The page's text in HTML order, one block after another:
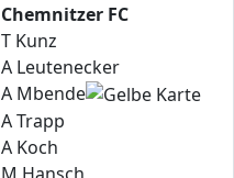
Chemnitzer FC
T Kunz
A Leutenecker
A Mbende
A Trapp
A Koch